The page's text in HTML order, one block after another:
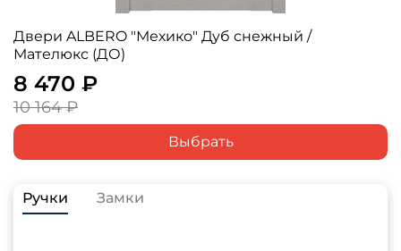
Двери ALBERO "Мехико" Дуб снежный /
Мателюкс (ДО)
8 470 ₽
10 164 ₽
Выбрать
Ручки Замки